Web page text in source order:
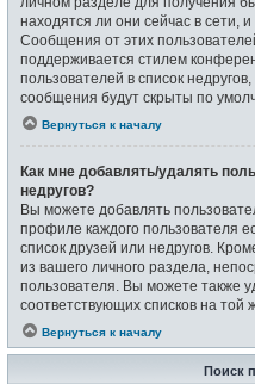
находятся ли они сейчас в сети,
Сообщения от этих
поддерживается стилем
пользователей в список
сообщения будут скрыты по
Вернуться к началу
Как мне добавлять/удалять
недругов?
Вы можете добавлять
профиле каждого пользователя
список друзей или недругов.
из вашего личного раздела,
пользователя. Вы можете также
соответствующих списков на той
Вернуться к началу
Поиск